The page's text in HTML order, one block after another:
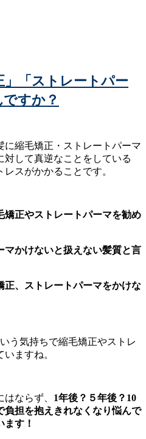
」「ストレートパー
すか？
に縮毛矯正・ストレートパーマ
対して真逆なことをしている
スがかかることです。
矯正やストレートパーマを勧め
マかけないと扱えない髪質と言
正、ストレートパーマをかけな
う気持ちで縮毛矯正やストレ
ますね。
ならず、 1年後？５年後？10
負担を抱えきれなくなり悩んで
ます！